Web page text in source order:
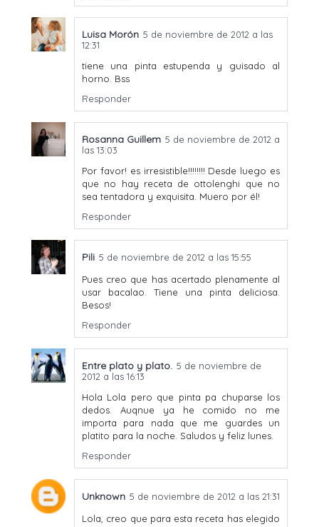
Luisa Morón 5 de noviembre de 2012 a las
12:31
tiene una pinta estupenda y guisado al
horno. Bss
Responder
Rosanna Guillem 5 de noviembre de 2012 a
las 13:03
Por favor! es irresistible!!!!!!!! Desde luego es
que no hay receta de ottolenghi que no
sea tentadora y exquisita. Muero por él!
Responder
Pili 5 de noviembre de 2012 a las 15:55
Pues creo que has acertado plenamente al
usar bacalao. Tiene una pinta deliciosa.
Besos!
Responder
Entre plato y plato. 5 de noviembre de
2012 a las 16:13
Hola Lola pero que pinta pa chuparse los
dedos. Auqnue ya he comido no me
importa para nada que me guardes un
platito para la noche. Saludos y feliz lunes.
Responder
Unknown 5 de noviembre de 2012 a las 21:31
Lola, creo que para esta receta has elegido